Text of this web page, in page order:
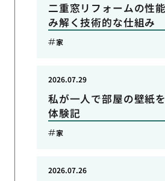
二重窓リフォームの性
み解く技術的な仕組み
家
私が一人で部屋の壁紙
体験記
2026.07.29
家
2026.07.26